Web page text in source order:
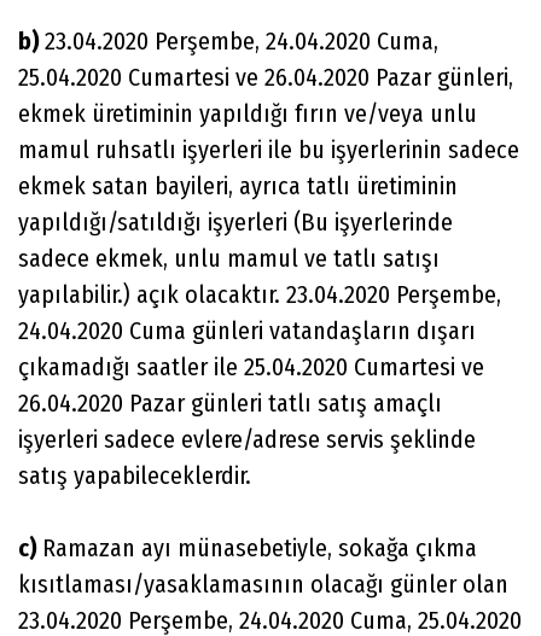
b)23.04.2020 Perşembe, 24.04.2020 Cuma,
25.04.2020 Cumartesi ve 26.04.2020 Pazar günleri,
ekmek üretiminin yapıldığı fırın ve/veya unlu
mamul ruhsatlı işyerleri ile bu işyerlerinin sadece
ekmek satan bayileri, ayrıca tatlı üretiminin
yapıldığı/satıldığı işyerleri (Bu işyerlerinde
sadece ekmek, unlu mamul ve tatlı satışı
yapılabilir.) açık olacaktır. 23.04.2020 Perşembe,
24.04.2020 Cuma günleri vatandaşların dışarı
çıkamadığı saatler ile 25.04.2020 Cumartesi ve
26.04.2020 Pazar günleri tatlı satış amaçlı
işyerleri sadece evlere/adrese servis şeklinde
satış yapabileceklerdir.
c) Ramazan ayı münasebetiyle, sokağa çıkma
kısıtlaması/yasaklamasının olacağı günler olan
23.04.2020 Perşembe, 24.04.2020 Cuma, 25.04.2020